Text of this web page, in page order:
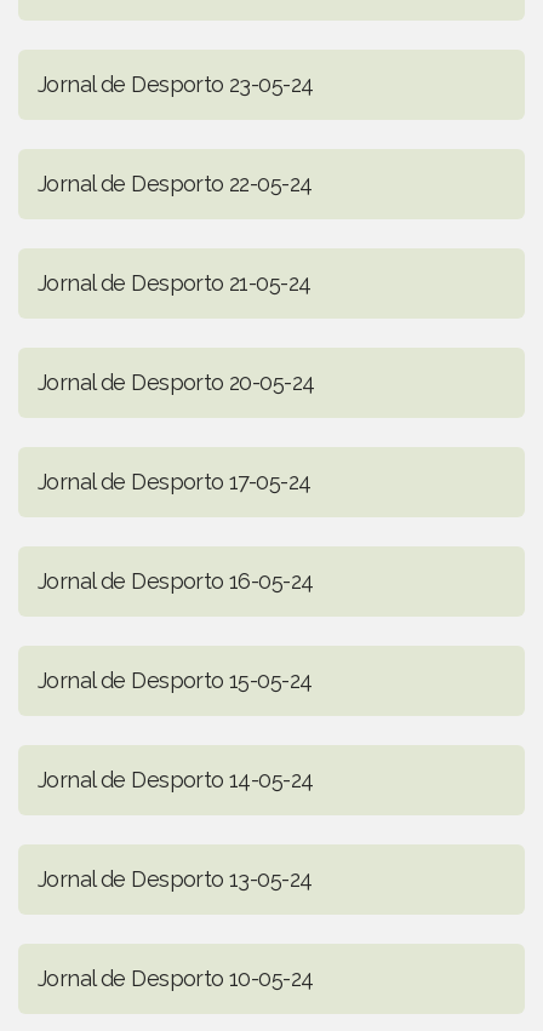
Jornal de Desporto 23-05-24
Jornal de Desporto 22-05-24
Jornal de Desporto 21-05-24
Jornal de Desporto 20-05-24
Jornal de Desporto 17-05-24
Jornal de Desporto 16-05-24
Jornal de Desporto 15-05-24
Jornal de Desporto 14-05-24
Jornal de Desporto 13-05-24
Jornal de Desporto 10-05-24